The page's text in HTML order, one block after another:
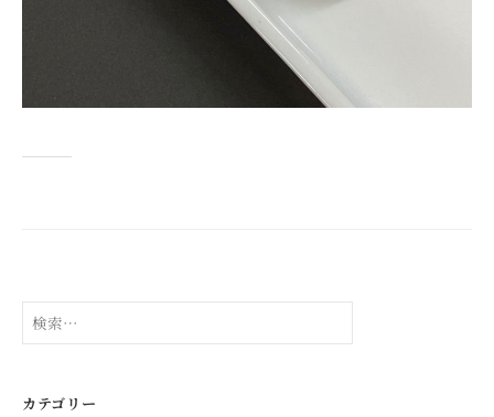
検
索:
カテゴリー